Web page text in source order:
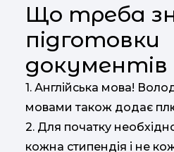
Що треба
підготовки
документів
1. Англійська мова!
мовами також додає
2. Для початку
кожна стипендія і не